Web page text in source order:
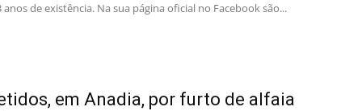
anos de existência. Na sua página oficial no Facebook são...
em Anadia, por furto de alfaia